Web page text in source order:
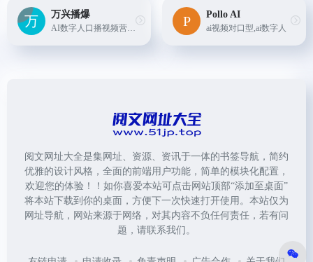
万兴播爆
AI数字人口播视频营销工具
Pollo AI
ai视频对口型,ai数字人
阅文网址大全是集网址、资源、资讯于一体的书签导航，简约
优雅的设计风格，全面的前端用户功能，简单的模块化配置，
欢迎您的体验！！如你喜爱本站可点击网站顶部“添加至桌面”
将本站下载到你的桌面，方便下一次快速打开使用。本站仅为
网址导航，网站来源于网络，对其内容不负任何责任，若有问
题，请联系我们。